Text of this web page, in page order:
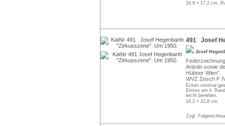
24,8 × 17,2 cm,
491 Josef
Josef
Artistin sowie
Hübner Wien".
WVZ Zesch F
Ecken minimal
Einriss am li.
leicht berieben.
16,2 × 22,8 cm.
Zzgl.